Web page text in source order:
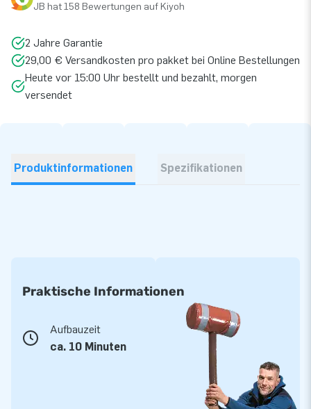
JB hat 158 Bewertungen auf Kiyoh
2 Jahre Garantie
29,00 € Versandkosten pro pakket bei Online Bestellungen
Heute vor 15:00 Uhr bestellt und bezahlt, morgen
versendet
Produktinformationen Spezifikationen
Praktische Informationen
Aufbauzeit
ca. 10 Minuten